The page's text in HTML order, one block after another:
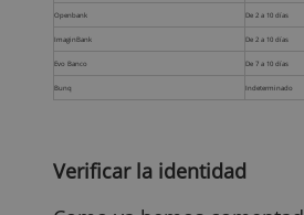
momento:
ING 10
N26